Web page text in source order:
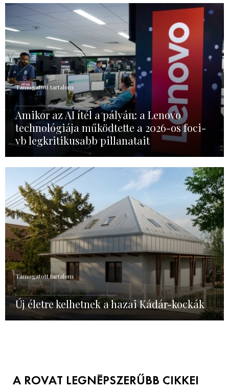
Támogatott tartalom
Amikor az AI ítél a pályán: a Lenovo
technológiája működtette a 2026-os foci-
vb legkritikusabb pillanatait
Támogatott tartalom
Új életre kelhetnek a hazai Kádár-kockák
A ROVAT LEGNÉPSZERŰBB CIKKEI